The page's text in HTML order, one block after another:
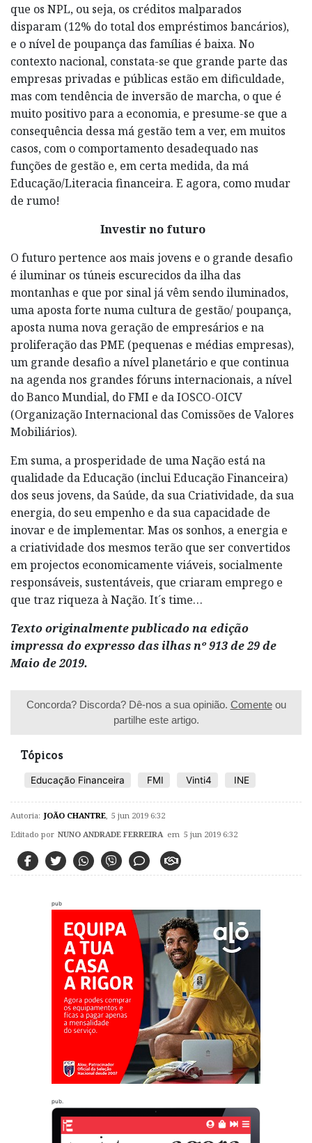
que os NPL, ou seja, os créditos malparados
disparam (12% do total dos empréstimos bancários),
e o nível de poupança das famílias é baixa. No
contexto nacional, constata-se que grande parte das
empresas privadas e públicas estão em dificuldade,
mas com tendência de inversão de marcha, o que é
muito positivo para a economia, e presume-se que a
consequência dessa má gestão tem a ver, em muitos
casos, com o comportamento desadequado nas
funções de gestão e, em certa medida, da má
Educação/Literacia financeira. E agora, como mudar
de rumo!
Investir no futuro
O futuro pertence aos mais jovens e o grande desafio
é iluminar os túneis escurecidos da ilha das
montanhas e que por sinal já vêm sendo iluminados,
uma aposta forte numa cultura de gestão/ poupança,
aposta numa nova geração de empresários e na
proliferação das PME (pequenas e médias empresas),
um grande desafio a nível planetário e que continua
na agenda nos grandes fóruns internacionais, a nível
do Banco Mundial, do FMI e da IOSCO-OICV
(Organização Internacional das Comissões de Valores
Mobiliários).
Em suma, a prosperidade de uma Nação está na
qualidade da Educação (inclui Educação Financeira)
dos seus jovens, da Saúde, da sua Criatividade, da sua
energia, do seu empenho e da sua capacidade de
inovar e de implementar. Mas os sonhos, a energia e
a criatividade dos mesmos terão que ser convertidos
em projectos economicamente viáveis, socialmente
responsáveis, sustentáveis, que criaram emprego e
que traz riqueza à Nação. It´s time…
Texto originalmente publicado na edição
impressa do expresso das ilhas nº 913 de 29 de
Maio de 2019.
Concorda? Discorda? Dê-nos a sua opinião. Comenteou
partilhe este artigo.
Tópicos
Educação Financeira FMI Vinti4 INE
Autoria: JOÃO CHANTRE 5 jun 2019 6:32
Editado por NUNO ANDRADE FERREIRA em 5 jun 2019 6:32
pub
pub.